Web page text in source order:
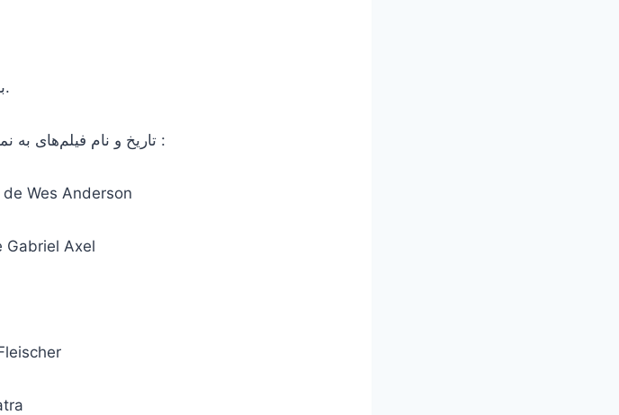
را کلیک کنید.
تاریخ و نام فیلم‌های به نمایش گذاشته شده را می‌توانید در زیر مشاهده کنید :
Wes Anderson
Gabriel Axel